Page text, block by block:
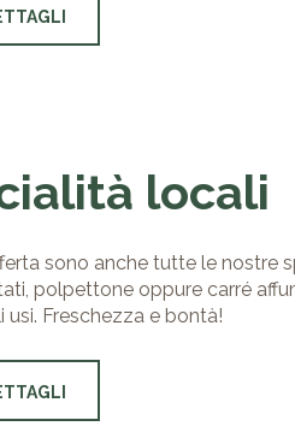
locali
sono anche tutte le nostre
polpettone oppure carré
usi. Freschezza e bontà!